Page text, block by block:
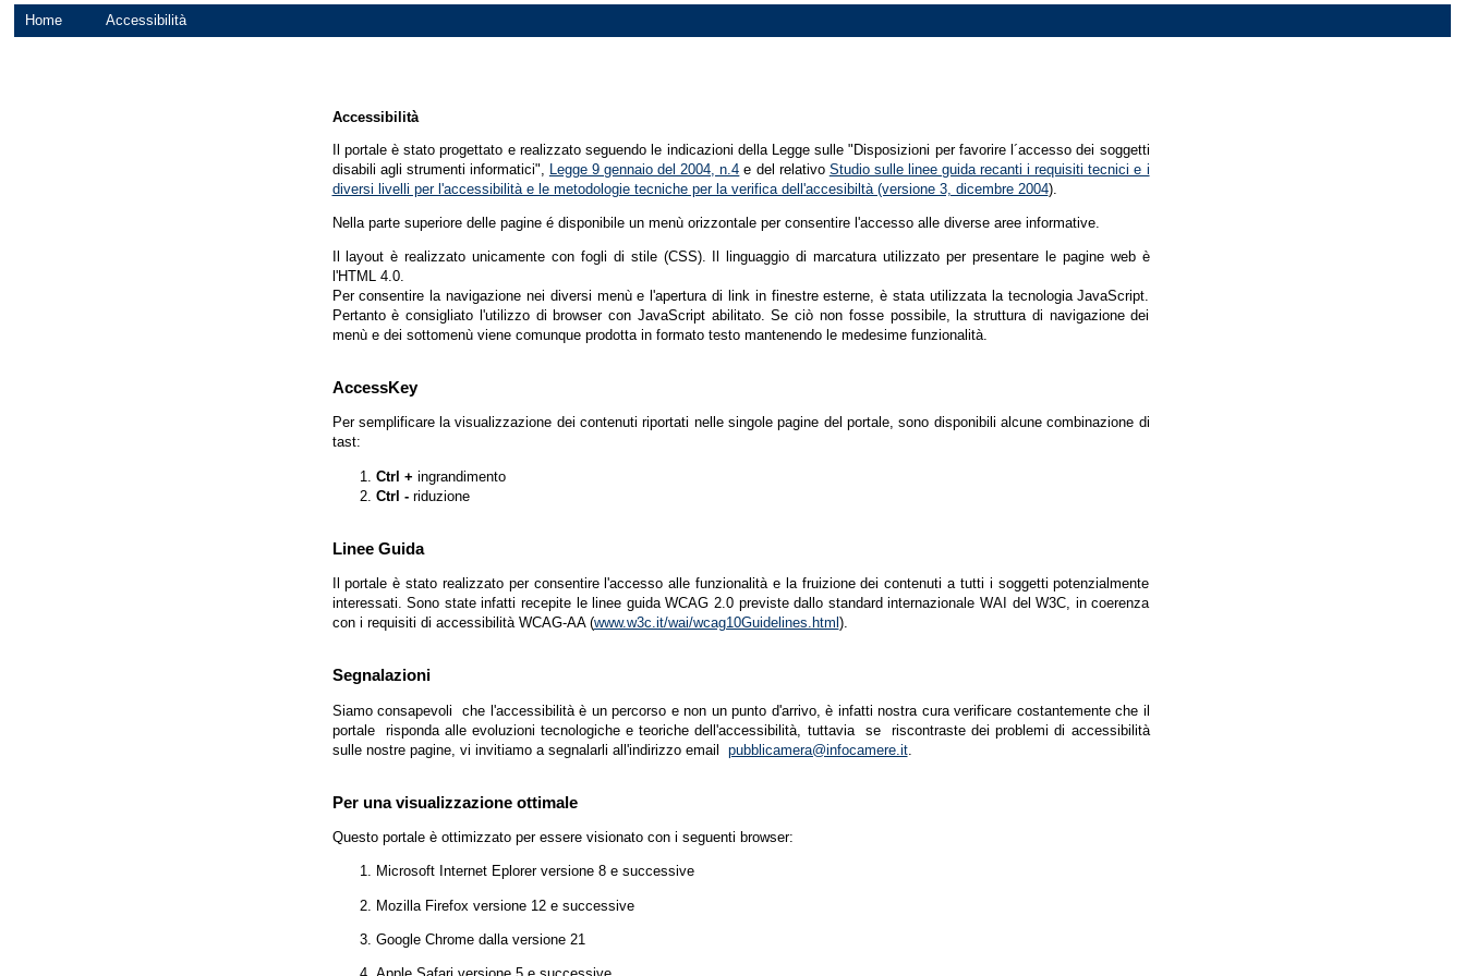
Home Accessibilità
Accessibilità
Il portale è stato progettato e realizzato seguendo le indicazioni della Legge sulle "Disposizioni per favorire l´accesso dei soggetti
disabili agli strumenti informatici", Legge 9 gennaio del 2004, n.4 e del relativo Studio sulle linee guida recanti i requisiti tecnici e i
diversi livelli per l'accessibilità e le metodologie tecniche per la verifica dell'accesibiltà (versione 3, dicembre 2004).
Nella parte superiore delle pagine é disponibile un menù orizzontale per consentire l'accesso alle diverse aree informative.
Il layout è realizzato unicamente con fogli di stile (CSS). Il linguaggio di marcatura utilizzato per presentare le pagine web è
l'HTML 4.0.
Per consentire la navigazione nei diversi menù e l'apertura di link in finestre esterne, è stata utilizzata la tecnologia JavaScript.
Pertanto è consigliato l'utilizzo di browser con JavaScript abilitato. Se ciò non fosse possibile, la struttura di navigazione dei
menù e dei sottomenù viene comunque prodotta in formato testo mantenendo le medesime funzionalità.
AccessKey
Per semplificare la visualizzazione dei contenuti riportati nelle singole pagine del portale, sono disponibili alcune combinazione di
tast:
Ctrl + ingrandimento
Ctrl -riduzione
Linee Guida
Il portale è stato realizzato per consentire l'accesso alle funzionalità e la fruizione dei contenuti a tutti i soggetti potenzialmente
interessati. Sono state infatti recepite le linee guida WCAG 2.0 previste dallo standard internazionale WAI del W3C, in coerenza
con i requisiti di accessibilità WCAG-AA (www.w3c.it/wai/wcag10Guidelines.html ).
Segnalazioni
Siamo consapevoli che l'accessibilità è un percorso e non un punto d'arrivo, è infatti nostra cura verificare costantemente che il
portale risponda alle evoluzioni tecnologiche e teoriche dell'accessibilità, tuttavia se riscontraste dei problemi di accessibilità
sulle nostre pagine, vi invitiamo a segnalarli all'indirizzo email pubblicamera@infocamere.it.
Per una visualizzazione ottimale
Questo portale è ottimizzato per essere visionato con i seguenti browser:
Microsoft Internet Eplorer versione 8 e successive
Mozilla Firefox versione 12 e successive
Google Chrome dalla versione 21